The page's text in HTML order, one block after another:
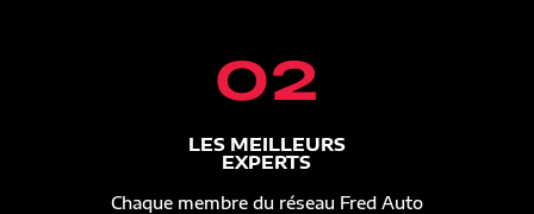
02
LES MEILLEURS
EXPERTS
Chaque membre du réseau Fred Auto